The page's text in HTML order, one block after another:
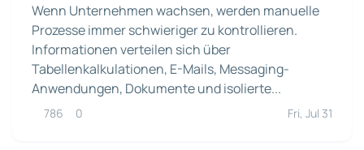
Wenn Unternehmen wachsen, werden manuelle
Prozesse immer schwieriger zu kontrollieren.
Informationen verteilen sich über
Tabellenkalkulationen, E-Mails, Messaging-
Anwendungen, Dokumente und isolierte...
786 0 Fri, Jul 31